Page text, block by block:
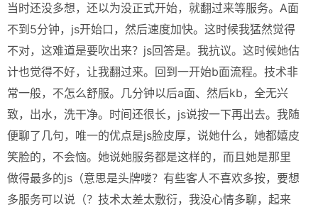
当时还没多想，还以为没正式开始，就翻过来等服务。A面
不到5分钟，js开始口，然后速度加快。这时候我猛然觉得
不对，这难道是要吹出来？js回答是。我抗议。这时候她估
计也觉得不好，让我翻过来。回到一开始b面流程。技术非
常一般，不怎么舒服。几分钟以后a面、然后kb，全无兴
致，出水，洗干净。时间还很长，js说按一下再出去。我随
便聊了几句，唯一的优点是js脸皮厚，说她什么，她都嬉皮
笑脸的，不会恼。她说她服务都是这样的，而且她是那里
做得最多的js（意思是头牌喽？有些客人不喜欢多按，要想
多服务可以说（？技术太差太敷衍，我没心情多聊，起来